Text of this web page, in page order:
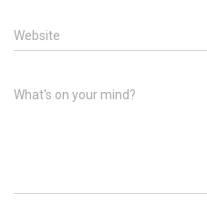
Website
What's on your mind?